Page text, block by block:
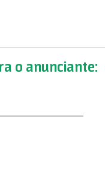
o anunciante: